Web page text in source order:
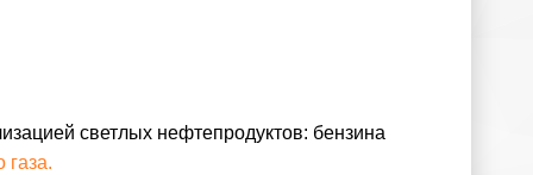
светлых нефтепродуктов: бензина
газа.